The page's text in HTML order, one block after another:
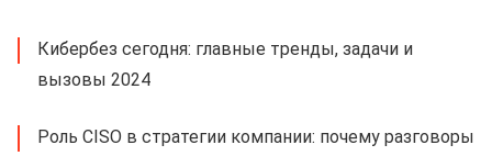
Кибербез сегодня: главные тренды, задачи и
вызовы 2024
Роль CISO в стратегии компании: почему разговоры